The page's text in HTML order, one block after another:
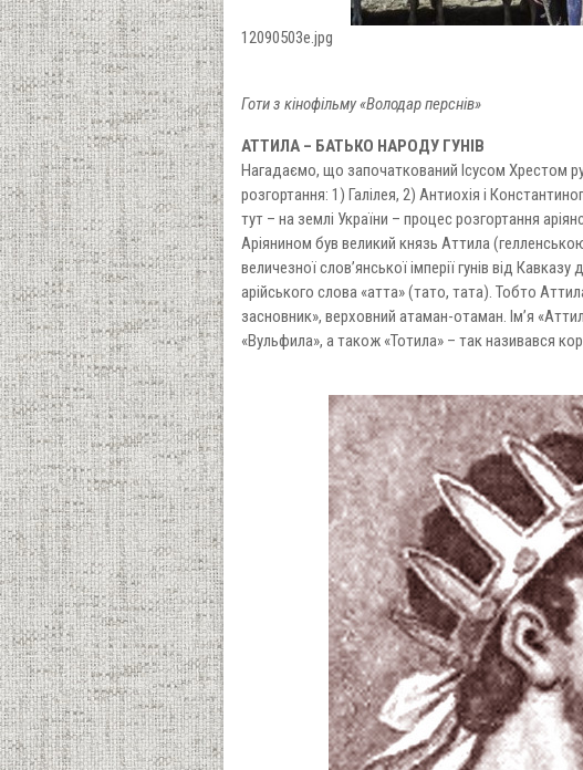
12090503e.jpg
Готи з кінофільму «Володар перснів»
АТТИЛА – БАТЬКО НАРОДУ ГУНІВ
Нагадаємо, що започаткований Ісусом Хрестом
розгортання: 1) Галілея, 2) Антиохія і
тут – на землі України – процес розгортання
Аріянином був великий князь Аттила
величезної слов’янської імперії гунів від
арійського слова «атта» (тато, тата). Тобто
засновник», верховний атаман-отаман. Ім’я
«Вульфила», а також «Тотила» – так називався